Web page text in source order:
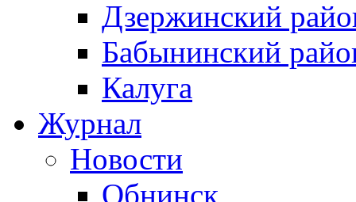
Дзержинский
Бабынинский
Калуга
Журнал
Новости
Обнинск